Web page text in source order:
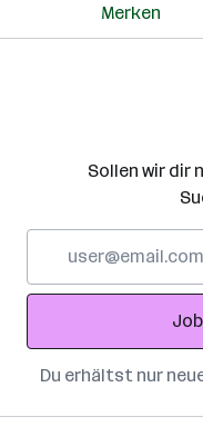
Merken
Sollen wir dir
Adresse
Du erhältst nur